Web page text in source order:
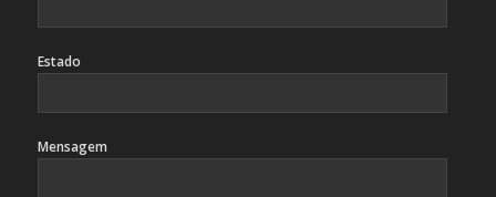
Estado
Mensagem